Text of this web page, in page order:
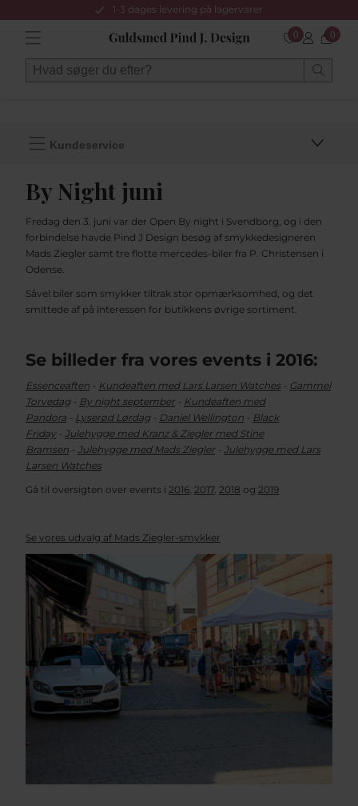
1-3 dages levering på lagervarer
0 0
Kundeservice
By Night juni
Fredag den 3. juni var der Open By night i Svendborg, og i den
forbindelse havde Pind J Design besøg af smykkedesigneren
Mads Ziegler samt tre flotte mercedes-biler fra P. Christensen i
Odense.
Såvel biler som smykker tiltrak stor opmærksomhed, og det
smittede af på interessen for butikkens øvrige sortiment.
Se billeder fra vores events i 2016:
Essenceaften - Kundeaften med Lars Larsen Watches - Gammel
Torvedag - By night september - Kundeaften med
Pandora - Lyserød Lørdag - Daniel Wellington - Black
Friday- Julehygge med Kranz & Ziegler med Stine
Bramsen - Julehygge med Mads Ziegler - Julehygge med Lars
Larsen Watches
Gå til oversigten over events i 2016, 2017, 2018 og 2019
Se vores udvalg af Mads Ziegler-smykker